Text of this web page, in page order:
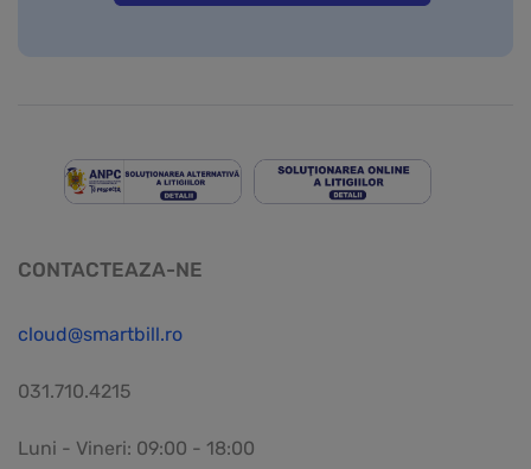
CONTACTEAZA-NE
cloud@smartbill.ro
031.710.4215
Luni - Vineri: 09:00 - 18:00